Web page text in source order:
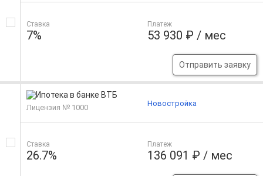
Ставка
7%
Платеж
53 930 ₽ / мес
Отправить заявку
Лицензия № 1000
Ставка
26.7%
Платеж
136 091 ₽ / мес
Новостройка